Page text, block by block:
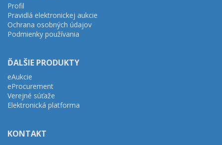
Profil
Pravidlá elektronickej aukcie
Ochrana osobných údajov
Podmienky používania
ĎALŠIE PRODUKTY
eAukcie
eProcurement
Verejné súťaže
Elektronická platforma
KONTAKT